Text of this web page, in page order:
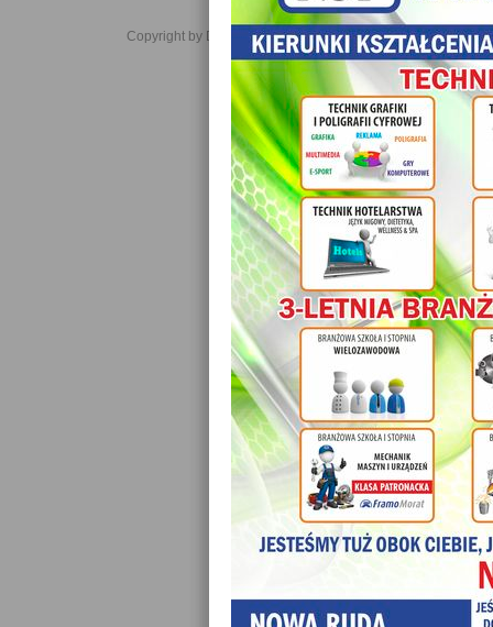
Copyright by Daniel JabĹoĹski 2006-2021. All rights